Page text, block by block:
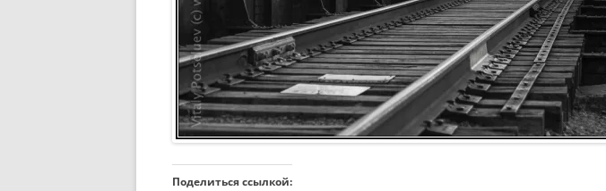
Поделиться ссылкой: